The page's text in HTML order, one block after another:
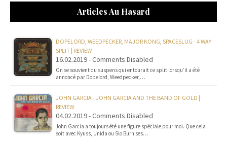
Articles Au Hasard
DOPELORD, WEEDPECKER, MAJOR KONG, SPACESLUG - 4 WAY
SPLIT | REVIEW
16.02.2019 - Comments Disabled
On se souvient du suspens qui entourait ce split lorsqu’il a été
annoncé par Dopelord, Weedpecker,…
JOHN GARCIA - JOHN GARCIA AND THE BAND OF GOLD |
REVIEW
04.02.2019 - Comments Disabled
John Garcia a toujours été une figure spéciale pour moi. Que cela
soit avec Kyuss, Unida ou Slo Burn ses…